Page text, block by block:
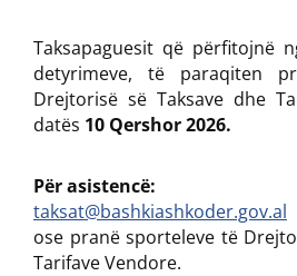
Taksapaguesit që përfitojnë
detyrimeve, të paraqiten
Drejtorisë së Taksave dhe
datës 10 Qershor 2026.
Për asistencë:
taksat@bashkiashkoder.gov.al
ose pranë sporteleve të
Tarifave Vendore.